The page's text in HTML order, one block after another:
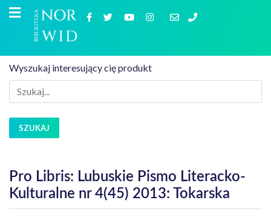
Wyszukaj interesujący cię produkt
SZUKAJ
Pro Libris: Lubuskie Pismo Literacko-
Kulturalne nr 4(45) 2013: Tokarska